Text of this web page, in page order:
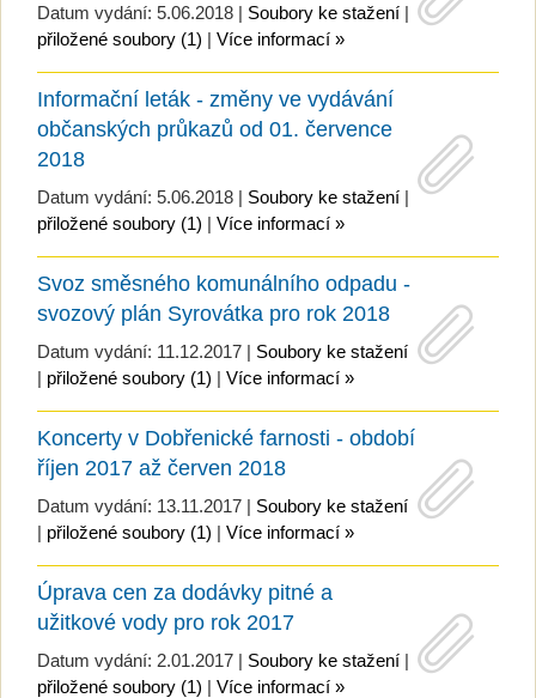
Datum vydání: 5.06.2018 | Soubory ke stažení |
přiložené soubory (1) | Více informací »
Informační leták - změny ve vydávání
občanských průkazů od 01. července
2018
Datum vydání: 5.06.2018 | Soubory ke stažení |
přiložené soubory (1) | Více informací »
Svoz směsného komunálního odpadu -
svozový plán Syrovátka pro rok 2018
Datum vydání: 11.12.2017 | Soubory ke stažení
| přiložené soubory (1) | Více informací »
Koncerty v Dobřenické farnosti - období
říjen 2017 až červen 2018
Datum vydání: 13.11.2017 | Soubory ke stažení
| přiložené soubory (1) | Více informací »
Úprava cen za dodávky pitné a
užitkové vody pro rok 2017
Datum vydání: 2.01.2017 | Soubory ke stažení |
přiložené soubory (1) | Více informací »